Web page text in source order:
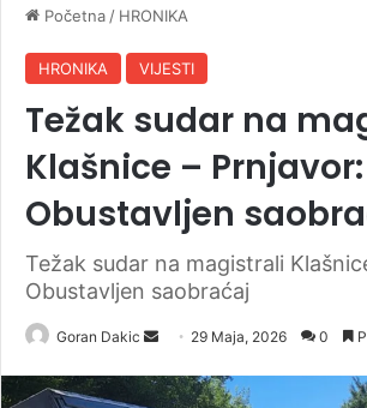
Početna / HRONIKA
HRONIKA VIJESTI
Težak sudar na
Klašnice – Prnjavor:
Obustavljen
Težak sudar na magistrali
Obustavljen saobraćaj
Goran Dakic
n
29 Maja, 2026 0